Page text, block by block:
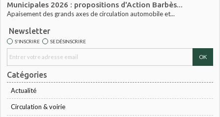
Municipales 2026 : propositions d'Action Barbès...
Apaisement des grands axes de circulation automobile et...
Newsletter
S'INSCRIRE SE DÉSINSCRIRE
Catégories
Actualité
Circulation & voirie